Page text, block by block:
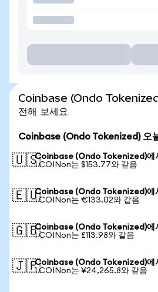
Coinbase (Ondo Tokenized)
전해 보세요
Coinbase (Ondo Tokenized) 오
🇺🇸Coinbase (Ondo Tokenized)에
1 COINon는 $153.77와 같음
🇪🇺Coinbase (Ondo Tokenized)에
1 COINon는 €133.02와 같음
🇬🇧Coinbase (Ondo Tokenized)에
1 COINon는 £113.98와 같음
🇯🇵Coinbase (Ondo Tokenized)에
1 COINon는 ¥24,265.8와 같음